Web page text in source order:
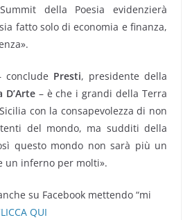
della Poesia evidenzierà
fatto solo di economia e finanza,
conclude Presti, presidente della
D’Arte– è che i grandi della Terra
con la consapevolezza di non
del mondo, ma sudditi della
questo mondo non sarà più un
un inferno per molti».
su Facebook mettendo “mi
QUI